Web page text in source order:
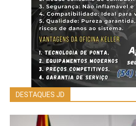
DESTAQUES JD